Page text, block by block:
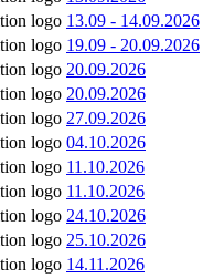
13.09 - 14.09.2026
19.09 - 20.09.2026
20.09.2026
20.09.2026
27.09.2026
04.10.2026
11.10.2026
11.10.2026
24.10.2026
25.10.2026
14.11.2026